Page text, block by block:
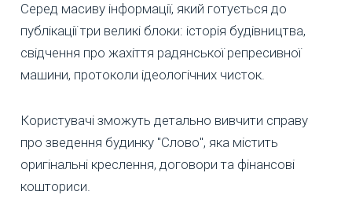
Серед масиву інформації, який готується до
публікації три великі блоки: історія будівництва,
свідчення про жахіття радянської репресивної
машини, протоколи ідеологічних чисток.
Користувачі зможуть детально вивчити справу
про зведення будинку "Слово", яка містить
оригінальні креслення, договори та фінансові
кошториси.